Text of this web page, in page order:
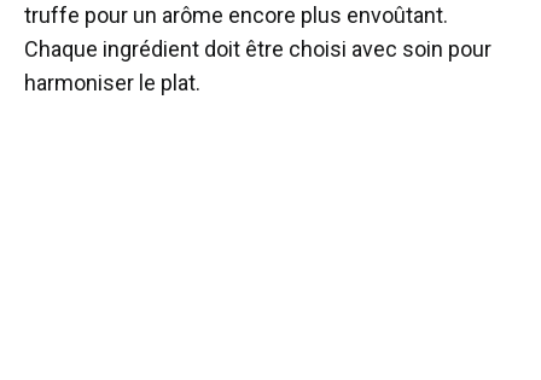
truffe pour un arôme encore plus envoûtant.
Chaque ingrédient doit être choisi avec soin pour
harmoniser le plat.